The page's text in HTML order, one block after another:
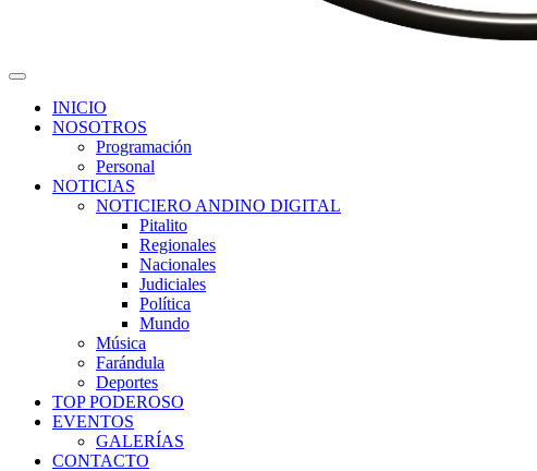
INICIO
NOSOTROS
Programación
Personal
NOTICIAS
NOTICIERO ANDINO DIGITAL
Pitalito
Regionales
Nacionales
Judiciales
Política
Mundo
Música
Farándula
Deportes
TOP PODEROSO
EVENTOS
GALERÍAS
CONTACTO